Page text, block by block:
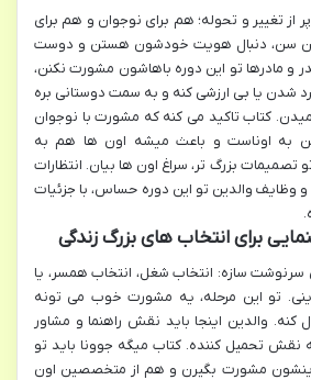
از تغییر و تحوله؛ هم برای نوجوان و هم برای
این سن، دنبال هویت خودشون هستن و دوست
و مادرها تو این دوره باهاشون مشورت نکنن،
شدن یا بی ارزشی کنه و به سمت دوستانی بره
کتاب تاکید می کنه که مشورت با نوجوان
به اوناست و باعث میشه اون ها هم به
تصمیمات بزرگ تر، سراغ اون ها بیان. انتظارات
و وظایف والدین تو این دوره حساس، با جزئیات
برای انتخاب های بزرگ زندگی
سازه: انتخاب شغل، انتخاب همسر، یا
تو این مرحله، یه مشورت خوب می تونه
والدین اینجا باید نقش راهنما و مشاور
نقش تحمیل کننده. کتاب میگه جوونا باید تو
مشورت بگیرن و هم از متخصصین اون